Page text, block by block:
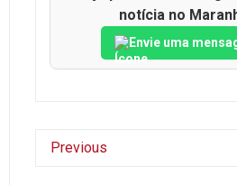
notícia no
Envie uma
Previous